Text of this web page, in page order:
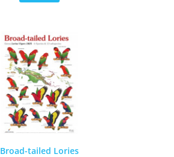
Broad-tailed Lories